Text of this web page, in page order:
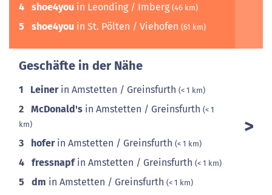
4 shoe4you in Leonding / Imberg (46 km)
5 shoe4you in St. Pölten / Viehofen (61 km)
Geschäfte in der Nähe
1 Leinerin Amstetten / Greinsfurth (< 1 km)
2 McDonald's in Amstetten / Greinsfurth (< 1
km)
3 hoferin Amstetten / Greinsfurth (< 1 km)
4 fressnapfin Amstetten / Greinsfurth (< 1 km)
5 dm in Amstetten / Greinsfurth (< 1 km)